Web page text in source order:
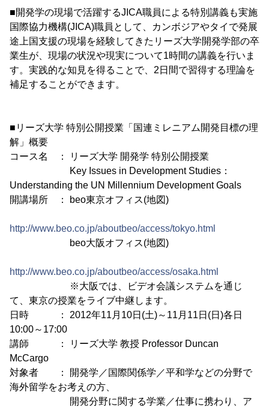
■開発学の現場で活躍するJICA職員による特別講義も実施
国際協力機構(JICA)職員として、カンボジアやタイで発展
途上国支援の現場を経験してきたリーズ大学開発学部の卒
業生が、現場の状況や現実について1時間の講義を行いま
す。実践的な知見を得ることで、2日間で習得する理論を
補足することができます。
■リーズ大学 特別公開授業「国連ミレニアム開発目標の理
解」概要
コース名 ： リーズ大学 開発学 特別公開授業
Key Issues in Development Studies：
Understanding the UN Millennium Development Goals
開講場所 ： beo東京オフィス(地図)
http://www.beo.co.jp/aboutbeo/access/tokyo.html
beo大阪オフィス(地図)
http://www.beo.co.jp/aboutbeo/access/osaka.html
※大阪では、ビデオ会議システムを通じ
て、東京の授業をライブ中継します。
日時 ： 2012年11月10日(土)～11月11日(日)各日
10:00～17:00
講師 ： リーズ大学 教授 Professor Duncan
McCargo
対象者 ： 開発学／国際関係学／平和学などの分野で
海外留学をお考えの方、
開発分野に関する学業／仕事に携わり、ア